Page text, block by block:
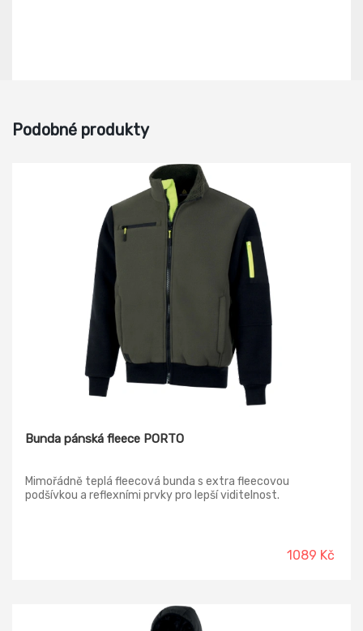
Podobné produkty
Bunda pánská fleece PORTO
Mimořádně teplá fleecová bunda s extra fleecovou
podšívkou a reflexními prvky pro lepší viditelnost.
1089 Kč